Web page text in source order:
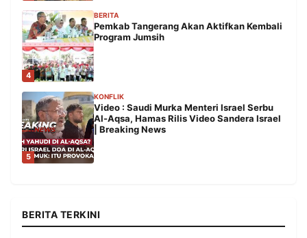
4
BERITA
Pemkab Tangerang Akan Aktifkan Kembali
Program Jumsih
5
KONFLIK
Video : Saudi Murka Menteri Israel Serbu
Al-Aqsa, Hamas Rilis Video Sandera Israel
| Breaking News
BERITA TERKINI